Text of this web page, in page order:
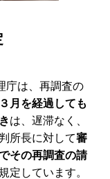
庁は、再調査の
３月を経過しても
は、遅滞なく、
所長に対して審
その再調査の請
定しています。